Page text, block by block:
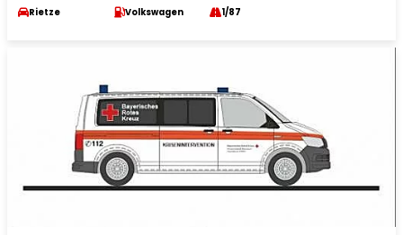
Rietze Volkswagen 1/87